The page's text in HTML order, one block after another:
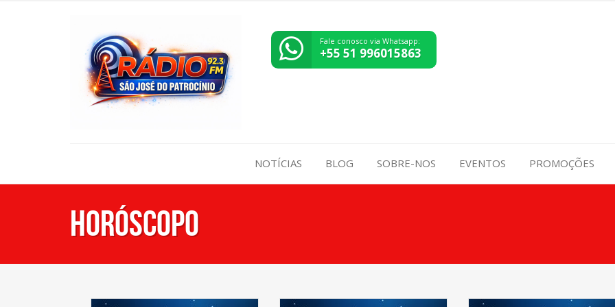
Fale conosco via Whatsapp:
+55 51 996015863
NOTÍCIAS BLOG SOBRE-NOS EVENTOS PROMOÇÕES
Horóscopo